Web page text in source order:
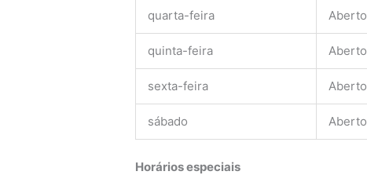
quarta-feira Aberto
quinta-feira Aberto
sexta-feira Aberto
sábado Aberto
Horários especiais